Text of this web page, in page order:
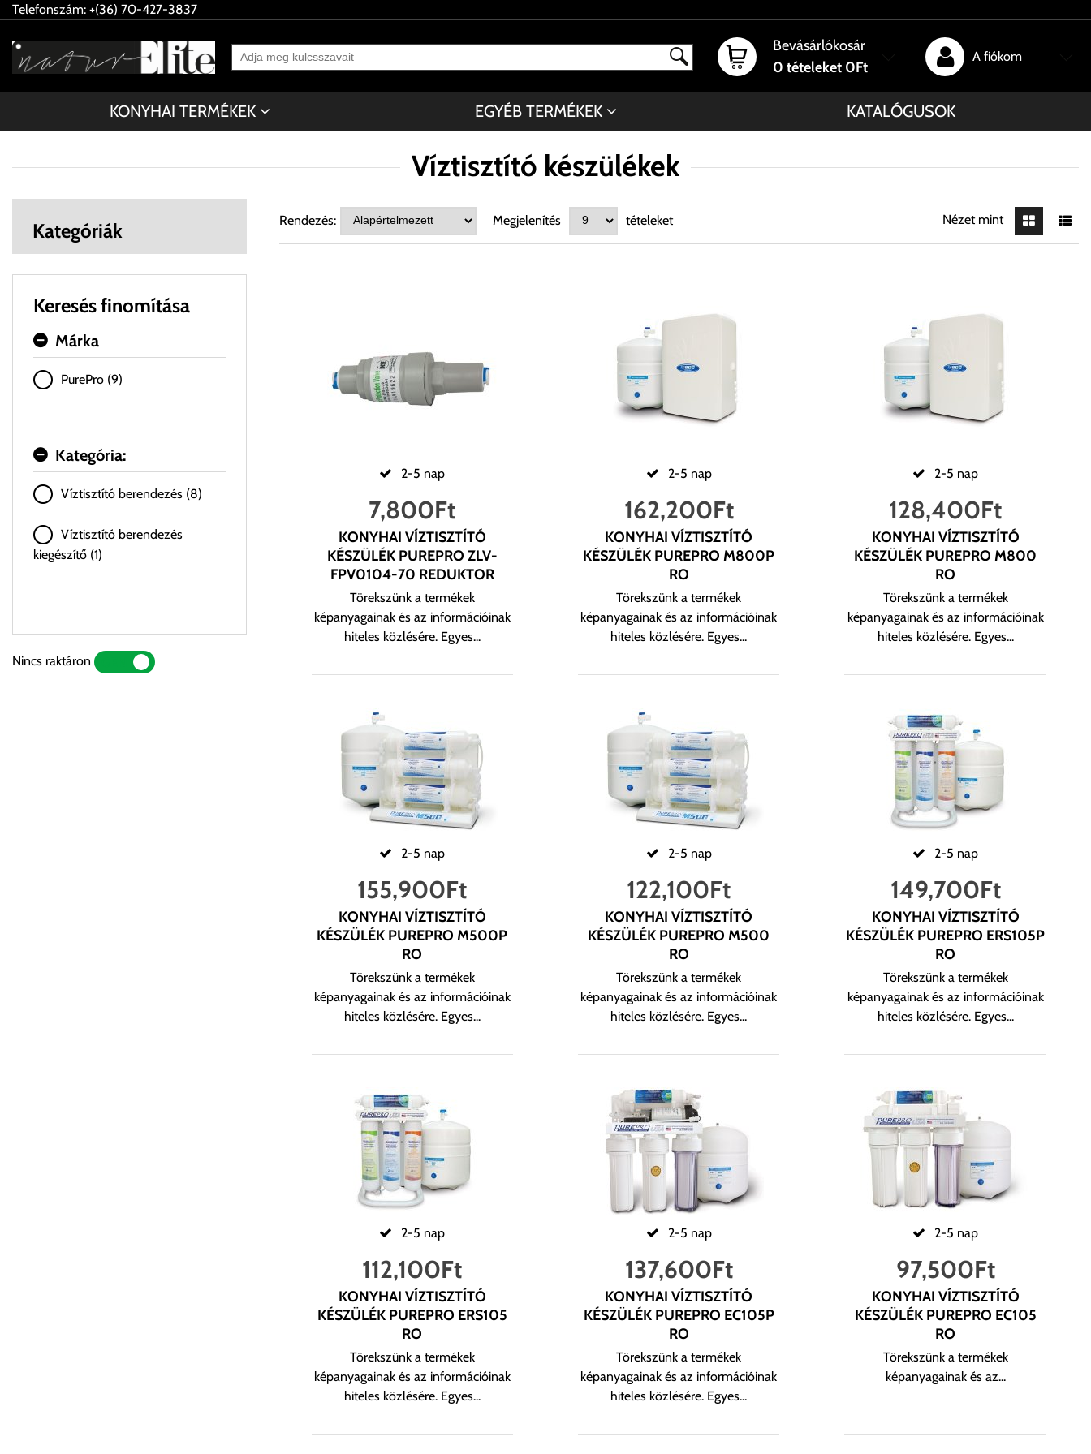
Telefonszám: +(36) 70-427-3837
Bevásárlókosár
0 tételeket 0Ft
A fiókom
KONYHAI TERMÉKEK EGYÉB TERMÉKEK KATALÓGUSOK
Víztisztító készülékek
Kategóriák
Keresés finomítása
Márka
PurePro (9)
Kategória:
Víztisztító berendezés (8)
Víztisztító berendezés
kiegészítő (1)
Nincs raktáron
Nézet mint
Rendezés: Megjelenítés tételeket
2-5 nap
7,800Ft
KONYHAI VÍZTISZTÍTÓ
KÉSZÜLÉK PUREPRO ZLV-
FPV0104-70 REDUKTOR
Törekszünk a termékek
képanyagainak és az információinak
hiteles közlésére. Egyes...
2-5 nap
162,200Ft
KONYHAI VÍZTISZTÍTÓ
KÉSZÜLÉK PUREPRO M800P
RO
Törekszünk a termékek
képanyagainak és az információinak
hiteles közlésére. Egyes...
2-5 nap
128,400Ft
KONYHAI VÍZTISZTÍTÓ
KÉSZÜLÉK PUREPRO M800
RO
Törekszünk a termékek
képanyagainak és az információinak
hiteles közlésére. Egyes...
2-5 nap
155,900Ft
KONYHAI VÍZTISZTÍTÓ
KÉSZÜLÉK PUREPRO M500P
RO
Törekszünk a termékek
képanyagainak és az információinak
hiteles közlésére. Egyes...
2-5 nap
122,100Ft
KONYHAI VÍZTISZTÍTÓ
KÉSZÜLÉK PUREPRO M500
RO
Törekszünk a termékek
képanyagainak és az információinak
hiteles közlésére. Egyes...
2-5 nap
149,700Ft
KONYHAI VÍZTISZTÍTÓ
KÉSZÜLÉK PUREPRO ERS105P
RO
Törekszünk a termékek
képanyagainak és az információinak
hiteles közlésére. Egyes...
2-5 nap
112,100Ft
KONYHAI VÍZTISZTÍTÓ
KÉSZÜLÉK PUREPRO ERS105
RO
Törekszünk a termékek
képanyagainak és az információinak
hiteles közlésére. Egyes...
2-5 nap
137,600Ft
KONYHAI VÍZTISZTÍTÓ
KÉSZÜLÉK PUREPRO EC105P
RO
Törekszünk a termékek
képanyagainak és az információinak
hiteles közlésére. Egyes...
2-5 nap
97,500Ft
KONYHAI VÍZTISZTÍTÓ
KÉSZÜLÉK PUREPRO EC105
RO
Törekszünk a termékek
képanyagainak és az...